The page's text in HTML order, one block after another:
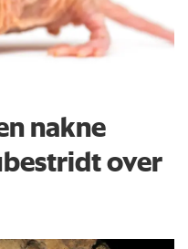
nakne
over